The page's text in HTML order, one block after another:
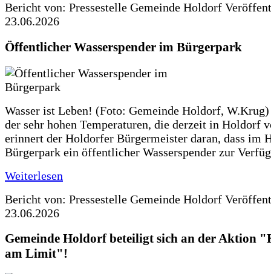
Bericht von: Pressestelle Gemeinde Holdorf
23.06.2026
Öffentlicher Wasserspender im Bürgerpark
Wasser ist Leben! (Foto: Gemeinde Holdorf,
der sehr hohen Temperaturen, die derzeit in Holdorf
erinnert der Holdorfer Bürgermeister daran, dass im
Bürgerpark ein öffentlicher Wasserspender zur
Weiterlesen
Bericht von: Pressestelle Gemeinde Holdorf
23.06.2026
Gemeinde Holdorf beteiligt sich an der Aktion
am Limit"!